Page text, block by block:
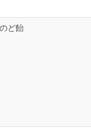
ど飴